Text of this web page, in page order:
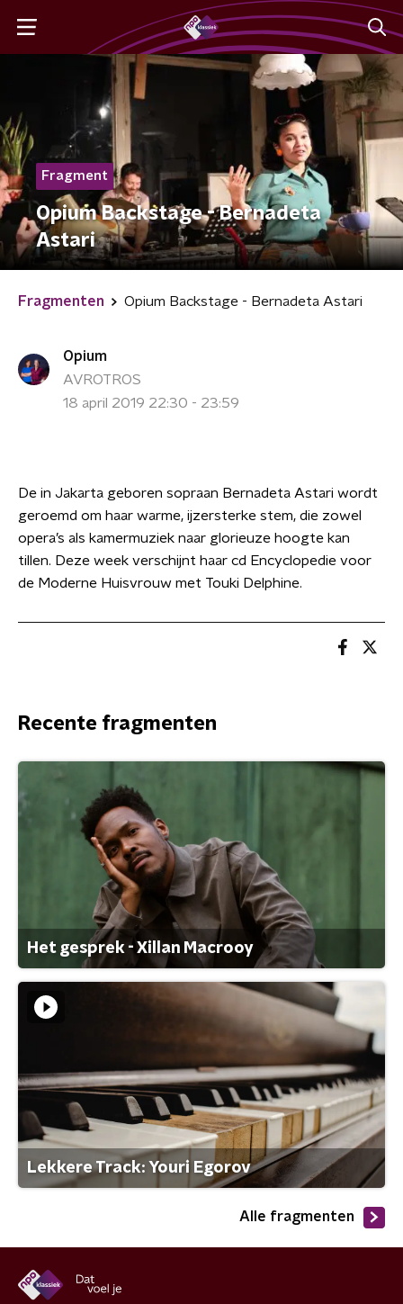
Fragment
Opium Backstage - Bernadeta
Astari
Fragmenten Opium Backstage - Bernadeta Astari
Opium
AVROTROS
18 april 2019 22:30 - 23:59
De in Jakarta geboren sopraan Bernadeta Astari wordt
geroemd om haar warme, ijzersterke stem, die zowel
opera’s als kamermuziek naar glorieuze hoogte kan
tillen. Deze week verschijnt haar cd Encyclopedie voor
de Moderne Huisvrouw met Touki Delphine.
Recente fragmenten
Het gesprek - Xillan Macrooy
Lekkere Track: Youri Egorov
Alle fragmenten